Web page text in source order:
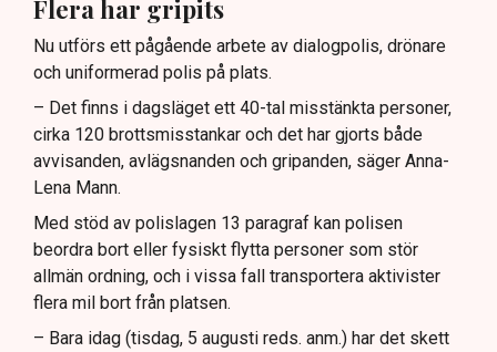
Flera har gripits
Nu utförs ett pågående arbete av dialogpolis, drönare
och uniformerad polis på plats.
– Det finns i dagsläget ett 40-tal misstänkta personer,
cirka 120 brottsmisstankar och det har gjorts både
avvisanden, avlägsnanden och gripanden, säger Anna-
Lena Mann.
Med stöd av polislagen 13 paragraf kan polisen
beordra bort eller fysiskt flytta personer som stör
allmän ordning, och i vissa fall transportera aktivister
flera mil bort från platsen.
– Bara idag (tisdag, 5 augusti reds. anm.) har det skett